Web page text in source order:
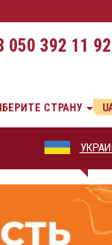
050 392 11 92
СТРАНУ